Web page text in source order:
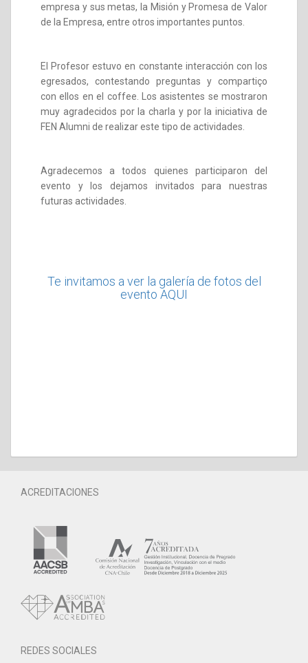
empresa y sus metas, la Misión y Promesa de Valor
de la Empresa, entre otros importantes puntos.
El Profesor estuvo en constante interacción con los
egresados, contestando preguntas y compartiço
con ellos en el coffee. Los asistentes se mostraron
muy agradecidos por la charla y por la iniciativa de
FEN Alumni de realizar este tipo de actividades.
Agradecemos a todos quienes participaron del
evento y los dejamos invitados para nuestras
futuras actividades.
Te invitamos a ver la galería de fotos del
evento AQUI
ACREDITACIONES
REDES SOCIALES